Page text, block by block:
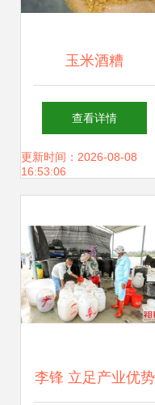
玉米酒糟
（DDGS）在畜牧
渔业饲料销售中的
查看详情
更新时间：2026-08-08
16:53:06
李锋 立足产业优势